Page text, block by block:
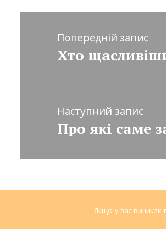
Попередній запис
Наступний запис
Про які саме
Якщо у вас виникли